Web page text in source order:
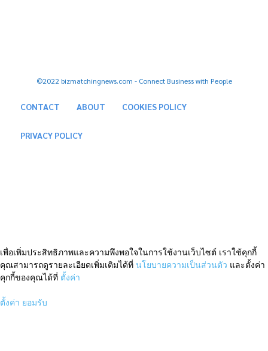
©2022 bizmatchingnews.com - Connect Business with People
CONTACT ABOUT COOKIES POLICY
PRIVACY POLICY
เพื่อเพิ่มประสิทธิภาพและความพึงพอใจในการใช้งานเว็บไซต์ เราใช้คุกกี้
คุณสามารถดูรายละเอียดเพิ่มเติมได้ที่ นโยบายความเป็นส่วนตัว และตั้งค่า
คุกกี้ของคุณได้ที่ ตั้งค่า
ตั้งค่า ยอมรับ